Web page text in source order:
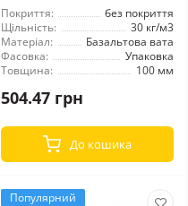
Покриття:
без покриття
Щільність:
30 кг/м3
Матеріал:
Базальтова вата
Фасовка:
Упаковка
Товщина:
100 мм
504.47 грн
До кошика
Популярний